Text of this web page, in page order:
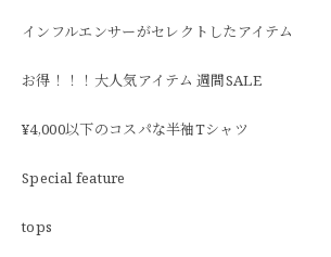
インフルエンサーがセレクトしたアイテム
お得！！！大人気アイテム 週間SALE
¥4,000以下のコスパな半袖Tシャツ
Special feature
tops